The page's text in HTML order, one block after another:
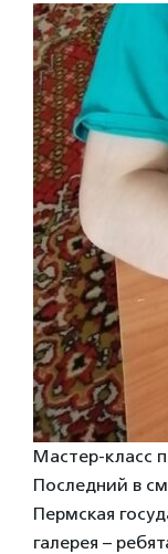
Мастер-класс
Последний в
Пермская
галерея –